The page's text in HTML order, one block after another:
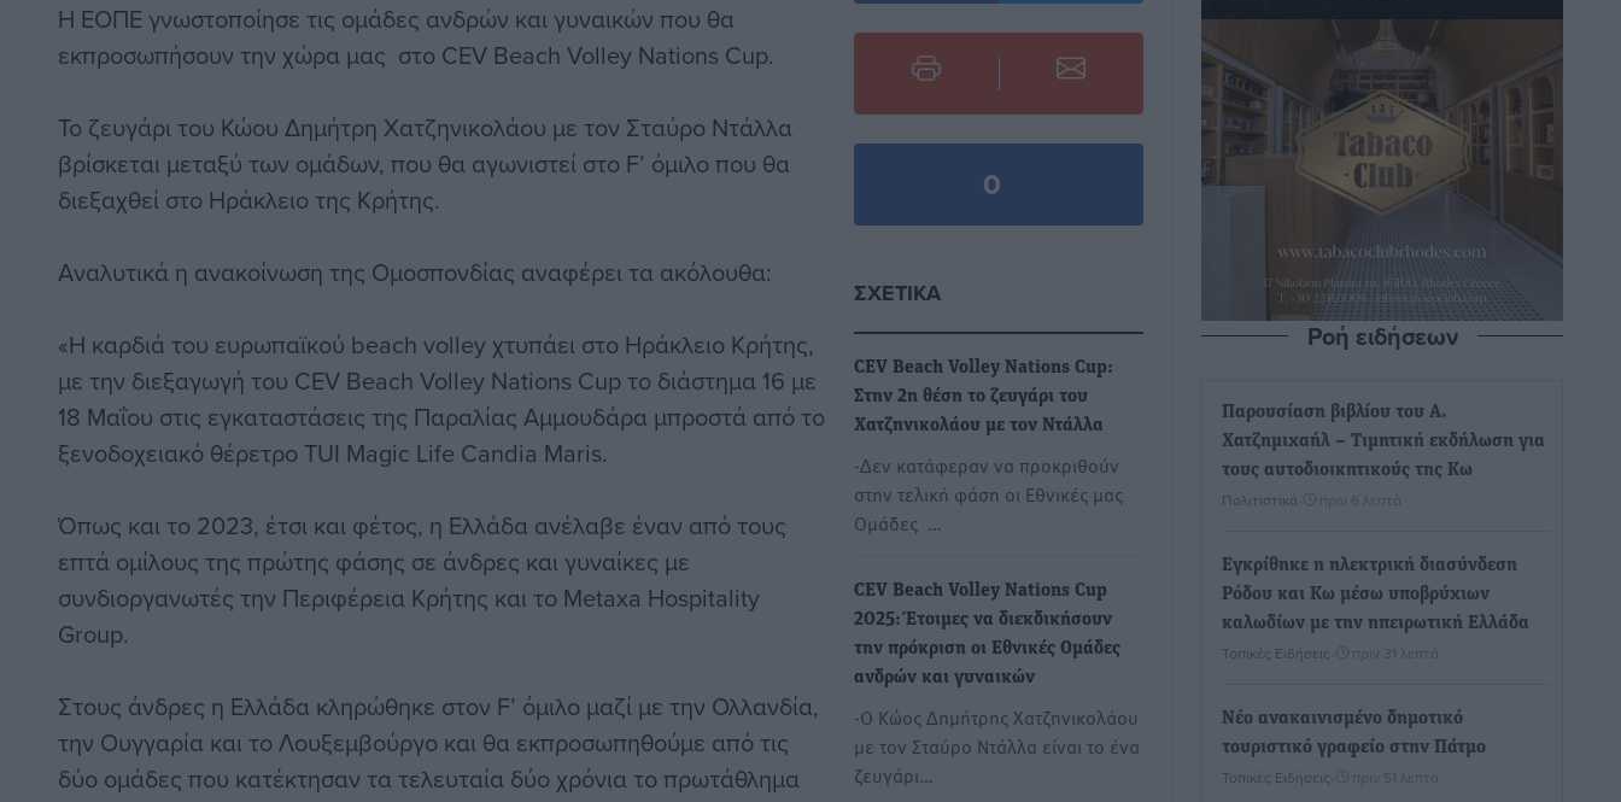
Η ΕΟΠΕ γνωστοποίησε τις ομάδες ανδρών και γυναικών που θα
εκπροσωπήσουν την χώρα μας στο CEV Beach Volley Nations Cup.
Το ζευγάρι του Κώου Δημήτρη Χατζηνικολάου με τον Σταύρο Ντάλλα
βρίσκεται μεταξύ των ομάδων, που θα αγωνιστεί στο F’ όμιλο που θα
διεξαχθεί στο Ηράκλειο της Κρήτης.
Αναλυτικά η ανακοίνωση της Ομοσπονδίας αναφέρει τα ακόλουθα:
«Η καρδιά του ευρωπαϊκού beach volley χτυπάει στο Ηράκλειο Κρήτης,
με την διεξαγωγή του CEV Beach Volley Nations Cup το διάστημα 16 με
18 Μαΐου στις εγκαταστάσεις της Παραλίας Αμμουδάρα μπροστά από το
ξενοδοχειακό θέρετρο TUI Magic Life Candia Maris.
Όπως και το 2023, έτσι και φέτος, η Ελλάδα ανέλαβε έναν από τους
επτά ομίλους της πρώτης φάσης σε άνδρες και γυναίκες με
συνδιοργανωτές την Περιφέρεια Κρήτης και το Metaxa Hospitality
Group.
Στους άνδρες η Ελλάδα κληρώθηκε στον F’ όμιλο μαζί με την Ολλανδία,
την Ουγγαρία και το Λουξεμβούργο και θα εκπροσωπηθούμε από τις
δύο ομάδες που κατέκτησαν τα τελευταία δύο χρόνια το πρωτάθλημα
0
ΣΧΕΤΙΚΆ
CEV Beach Volley Nations Cup:
Στην 2η θέση το ζευγάρι του
Χατζηνικολάου με τον Ντάλλα
-Δεν κατάφεραν να προκριθούν
στην τελική φάση οι Εθνικές μας
Ομάδες …
CEV Beach Volley Nations Cup
2025: Έτοιμες να διεκδικήσουν
την πρόκριση οι Εθνικές Ομάδες
ανδρών και γυναικών
-Ο Κώος Δημήτρης Χατζηνικολάου
με τον Σταύρο Ντάλλα είναι το ένα
ζευγάρι…
Ροή ειδήσεων
Παρουσίαση βιβλίου του Α.
Χατζημιχαήλ – Τιμητική εκδήλωση για
τους αυτοδιοικητικούς της Κω
Πολιτιστικά πριν 6 λεπτά
Εγκρίθηκε η ηλεκτρική διασύνδεση
Ρόδου και Κω μέσω υποβρύχιων
καλωδίων με την ηπειρωτική Ελλάδα
Τοπικές Ειδήσεις πριν 31 λεπτά
Νέο ανακαινισμένο δημοτικό
τουριστικό γραφείο στην Πάτμο
Τοπικές Ειδήσεις πριν 51 λεπτά